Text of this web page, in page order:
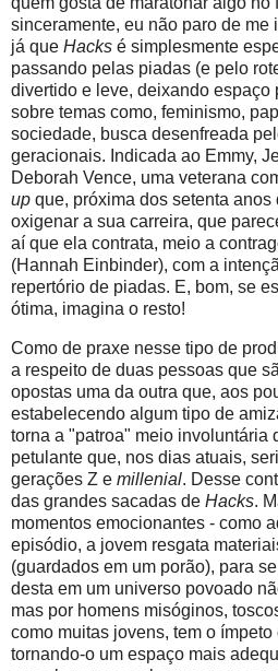
sinceramente, eu não paro de me
já que Hacks é simplesmente
passando pelas piadas (e pelo
divertido e leve, deixando espaço
sobre temas como, feminismo,
sociedade, busca desenfreada
geracionais. Indicada ao Emmy,
Deborah Vence, uma veterana
up que, próxima dos setenta anos
oxigenar a sua carreira, que
aí que ela contrata, meio a
(Hannah Einbinder), com a
repertório de piadas. E, bom, se
ótima, imagina o resto!
Como de praxe nesse tipo de
a respeito de duas pessoas que
opostas uma da outra que, aos
estabelecendo algum tipo de
torna a "patroa" meio involuntária
petulante que, nos dias atuais,
gerações Z e millenial. Desse
das grandes sacadas de Hacks.
momentos emocionantes - como
episódio, a jovem resgata
(guardados em um porão), para
desta em um universo povoado
mas por homens misóginos,
como muitas jovens, tem o ímpeto
tornando-o um espaço mais